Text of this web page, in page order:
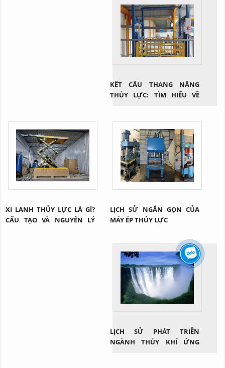
KẾT CẤU THANG NÂNG
THỦY LỰC: TÌM HIỂU VỀ
XI LANH THỦY LỰC LÀ GÌ?
CẤU TẠO VÀ NGUYÊN LÝ
LỊCH SỬ NGẮN GỌN CỦA
MÁY ÉP THỦY LỰC
LỊCH SỬ PHÁT TRIỄN
NGÀNH THỦY KHÍ ỨNG